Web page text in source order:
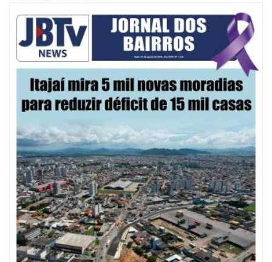
08/08/2026 | 07:00
20 anos da Lei Maria da Penha: mais de 400 mulheres vítimas de violência
doméstica são acompanhadas pela Guarda Municipal
BALNEÁRIO CAMBORIÚ